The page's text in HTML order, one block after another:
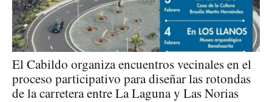
El Cabildo organiza encuentros vecinales en el
proceso participativo para diseñar las rotondas
de la carretera entre La Laguna y Las Norias